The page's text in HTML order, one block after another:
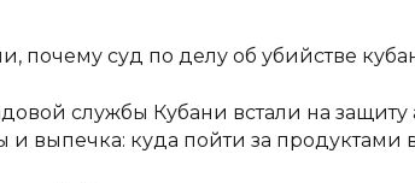
почему суд по делу об убийстве
службы Кубани встали на защиту
выпечка: куда пойти за продуктами